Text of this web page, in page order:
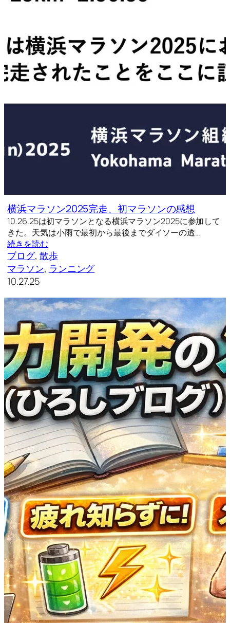
横浜マラソン2025完走、初マラソンの感想
10.26.25は初マラソンとなる横浜マラソン2025に参加して
きた。天気は小雨で最初から最後までダイソーの透…
続きを読む
ブログ, 散歩
マラソン, ランニング
10.27.25